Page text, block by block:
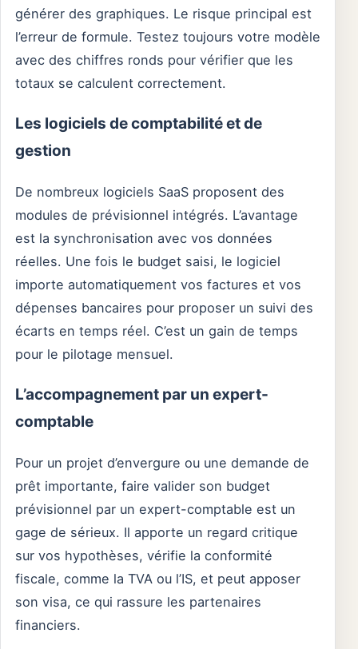
générer des graphiques. Le risque principal est
l’erreur de formule. Testez toujours votre modèle
avec des chiffres ronds pour vérifier que les
totaux se calculent correctement.
Les logiciels de comptabilité et de
gestion
De nombreux logiciels SaaS proposent des
modules de prévisionnel intégrés. L’avantage
est la synchronisation avec vos données
réelles. Une fois le budget saisi, le logiciel
importe automatiquement vos factures et vos
dépenses bancaires pour proposer un suivi des
écarts en temps réel. C’est un gain de temps
pour le pilotage mensuel.
L’accompagnement par un expert-
comptable
Pour un projet d’envergure ou une demande de
prêt importante, faire valider son budget
prévisionnel par un expert-comptable est un
gage de sérieux. Il apporte un regard critique
sur vos hypothèses, vérifie la conformité
fiscale, comme la TVA ou l’IS, et peut apposer
son visa, ce qui rassure les partenaires
financiers.